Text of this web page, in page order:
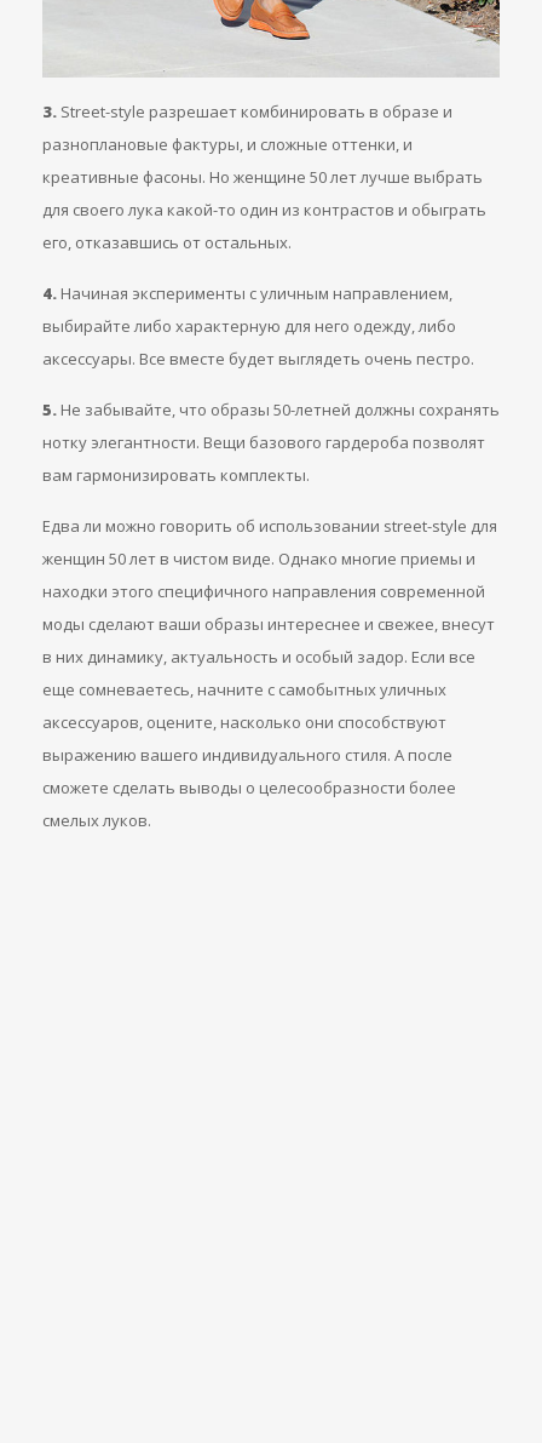
3. Street-style разрешает комбинировать в образе и
разноплановые фактуры, и сложные оттенки, и
креативные фасоны. Но женщине 50 лет лучше выбрать
для своего лука какой-то один из контрастов и обыграть
его, отказавшись от остальных.
4. Начиная эксперименты с уличным направлением,
выбирайте либо характерную для него одежду, либо
аксессуары. Все вместе будет выглядеть очень пестро.
5. Не забывайте, что образы 50-летней должны сохранять
нотку элегантности. Вещи базового гардероба позволят
вам гармонизировать комплекты.
Едва ли можно говорить об использовании street-style для
женщин 50 лет в чистом виде. Однако многие приемы и
находки этого специфичного направления современной
моды сделают ваши образы интереснее и свежее, внесут
в них динамику, актуальность и особый задор. Если все
еще сомневаетесь, начните с самобытных уличных
аксессуаров, оцените, насколько они способствуют
выражению вашего индивидуального стиля. А после
сможете сделать выводы о целесообразности более
смелых луков.